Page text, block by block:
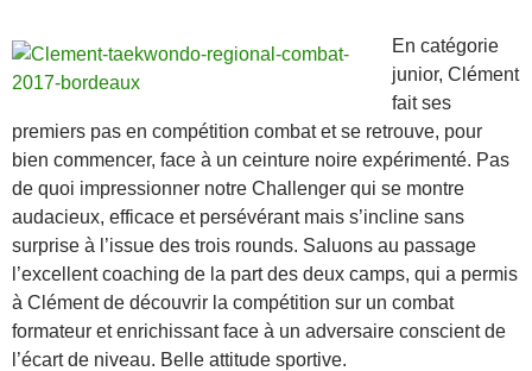
En catégorie
junior, Clément
fait ses
premiers pas en compétition combat et se retrouve, pour
bien commencer, face à un ceinture noire expérimenté. Pas
de quoi impressionner notre Challenger qui se montre
audacieux, efficace et persévérant mais s’incline sans
surprise à l’issue des trois rounds. Saluons au passage
l’excellent coaching de la part des deux camps, qui a permis
à Clément de découvrir la compétition sur un combat
formateur et enrichissant face à un adversaire conscient de
l’écart de niveau. Belle attitude sportive.